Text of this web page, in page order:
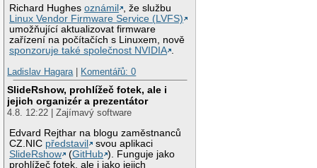
Richard Hughesoznámil
, že službu
Linux Vendor Firmware Service (LVFS)
umožňující aktualizovat firmware
zařízení na počítačích s Linuxem, nově
sponzoruje také společnost NVIDIA .
Ladislav Hagara | Komentářů: 0
SlideRshow, prohlížeč fotek, ale i
jejich organizér a prezentátor
4.8. 12:22 | Zajímavý software
Edvard Rejthar na blogu zaměstnanců
CZ.NIC představil
svou aplikaci
SlideRshow
(GitHub ). Funguje jako
prohlížeč fotek, ale i jako jejich